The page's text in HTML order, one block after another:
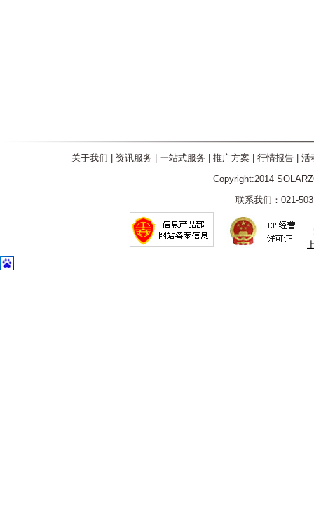
关于我们 资讯服务 一站式服务 推广方案 行情报告| 活
Copyright:2014
联系我们：021-